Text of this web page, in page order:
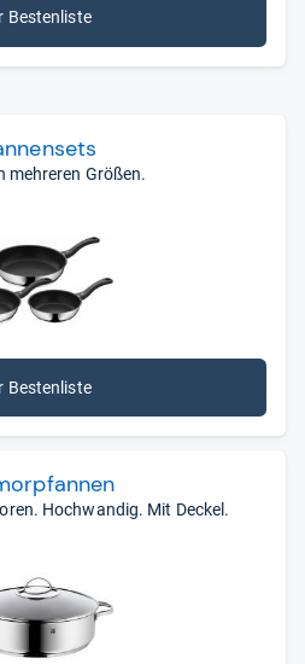
Bestenliste
mehreren Größen.
Bestenliste
Hochwandig. Mit Deckel.